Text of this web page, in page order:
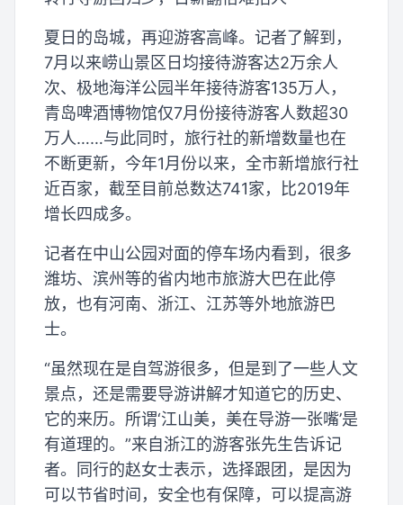
夏日的岛城，再迎游客高峰。记者了解到，
7月以来崂山景区日均接待游客达2万余人
次、极地海洋公园半年接待游客135万人，
青岛啤酒博物馆仅7月份接待游客人数超30
万人……与此同时，旅行社的新增数量也在
不断更新，今年1月份以来，全市新增旅行社
近百家，截至目前总数达741家，比2019年
增长四成多。
记者在中山公园对面的停车场内看到，很多
潍坊、滨州等的省内地市旅游大巴在此停
放，也有河南、浙江、江苏等外地旅游巴
士。
“虽然现在是自驾游很多，但是到了一些人文
景点，还是需要导游讲解才知道它的历史、
它的来历。所谓‘江山美，美在导游一张嘴’是
有道理的。”来自浙江的游客张先生告诉记
者。同行的赵女士表示，选择跟团，是因为
可以节省时间，安全也有保障，可以提高游